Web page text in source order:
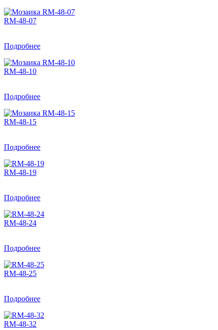
RM-48-07
Подробнее
RM-48-10
Подробнее
RM-48-15
Подробнее
RM-48-19
Подробнее
RM-48-24
Подробнее
RM-48-25
Подробнее
RM-48-32